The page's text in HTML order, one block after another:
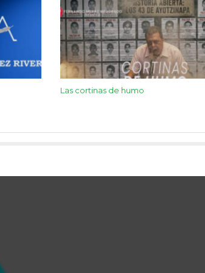
Las cortinas de humo